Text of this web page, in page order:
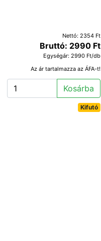
Nettó: 2354 Ft
Bruttó: 2990 Ft
Egységár: 2990 Ft/db
Az ár tartalmazza az ÁFA-t!
Kosárba
Kifutó